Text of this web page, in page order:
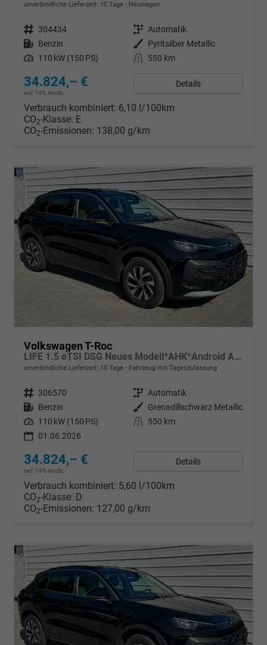
unverbindliche Lieferzeit: 10 Tage Neuwagen
Fahrzeugnr. 304434 Getriebe Automatik
Kraftstoff Benzin Außenfarbe
Pyritsilber Metallic
Leistung 110 kW (150 PS) Kilometerstand 550 km
34.824,– €
incl. 19% MwSt.
Details
Verbrauch kombiniert: 6,10 l/100km
CO2-Klasse: E
CO2-Emissionen: 138,00 g/km
Volkswagen T-Roc
LIFE 1.5 eTSI DSG Neues Modell*AHK*Android Auto*SHZ*ACC*Kamera*5J Garantie*Klimaauto*
unverbindliche Lieferzeit: 10 Tage Fahrzeug mit Tageszulassung
Fahrzeugnr. 306570 Getriebe Automatik
Kraftstoff Benzin Außenfarbe
Grenadillschwarz Metallic
Leistung 110 kW (150 PS) Kilometerstand
550 km
01.06.2026
34.824,– €
incl. 19% MwSt.
Details
Verbrauch kombiniert: 5,60 l/100km
CO2-Klasse: D
CO2-Emissionen: 127,00 g/km